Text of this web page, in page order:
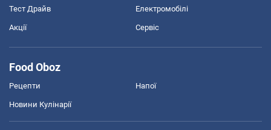
Тест Драйв Електромобілі
Акції Сервіс
Food Oboz
Рецепти Напої
Новини Кулінарії